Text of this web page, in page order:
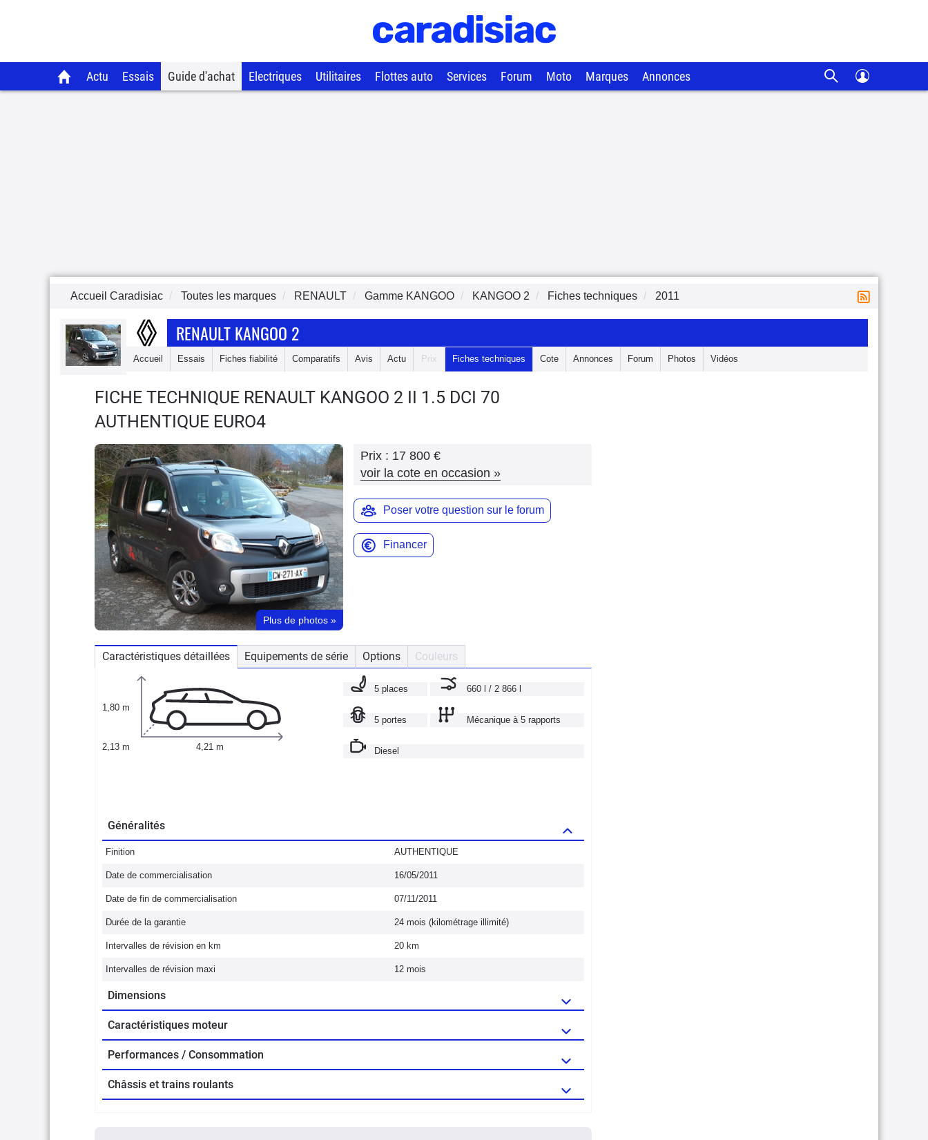
Actu Essais Guide d'achat Electriques Utilitaires Flottes auto Services Forum Moto Marques Annonces
Accueil Caradisiac Toutes les marques RENAULT Gamme KANGOO KANGOO 2 Fiches techniques 2011
RENAULT KANGOO 2
Accueil Essais Fiches fiabilité Comparatifs Avis Actu Prix Fiches techniques Cote Annonces Forum Photos Vidéos
FICHE TECHNIQUE RENAULT KANGOO 2 II 1.5 DCI 70
AUTHENTIQUE EURO4
Plus de photos »
Prix : 17 800 €
voir la cote en occasion »
Poser votre question sur le forum
Financer
Caractéristiques détaillées Equipements de série Options Couleurs
1,80 m
2,13 m 4,21 m
5 places 660 l / 2 866 l
5 portes Mécanique à 5 rapports
Diesel
Généralités
Finition AUTHENTIQUE
Date de commercialisation 16/05/2011
Date de fin de commercialisation 07/11/2011
Durée de la garantie 24 mois (kilométrage illimité)
Intervalles de révision en km 20 km
Intervalles de révision maxi 12 mois
Dimensions
Caractéristiques moteur
Performances / Consommation
Châssis et trains roulants